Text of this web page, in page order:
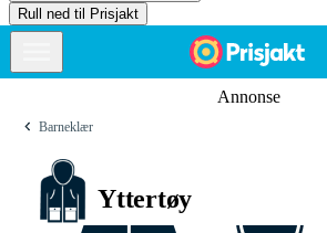
Rull ned til Prisjakt
Annonse
Barneklær
Yttertøy